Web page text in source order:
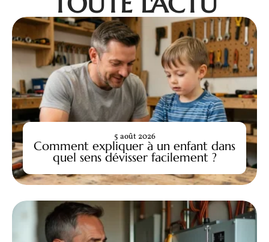
Comment expliquer à un enfant dans
quel sens dévisser facilement ?
5 août 2026